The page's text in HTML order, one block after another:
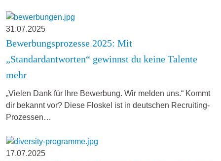
31.07.2025
Bewerbungsprozesse 2025: Mit
„Standardantworten“ gewinnst du keine Talente
mehr
„Vielen Dank für Ihre Bewerbung. Wir melden uns.“ Kommt
dir bekannt vor? Diese Floskel ist in deutschen Recruiting-
Prozessen…
17.07.2025